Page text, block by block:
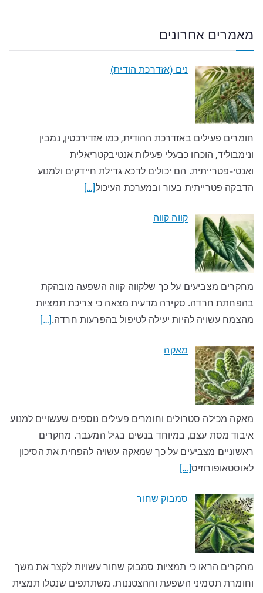
מאמרים אחרונים
נים (אזדרכת הודית)
חומרים פעילים באזדרכת ההודית, כמו אזדירכטין, נמבין
ונימבוליד, הוכחו כבעלי פעילות אנטיבקטריאלית
ואנטי-פטרייתית. הם יכולים לדכא גדילת חיידקים ולמנוע
הדבקה פטרייתית בעור ובמערכת העיכול[…]
קווה קווה
מחקרים מצביעים על כך שלקווה קווה השפעה מובהקת
בהפחתת חרדה. סקירה מדעית מצאה כי צריכת תמציות
מהצמח עשויה להיות יעילה לטיפול בהפרעות חרדה.[…]
מאקה
מאקה מכילה סטרולים וחומרים פעילים נוספים שעשויים למנוע
איבוד מסת עצם, במיוחד בנשים בגיל המעבר. מחקרים
ראשוניים מצביעים על כך שמאקה עשויה להפחית את הסיכון
לאוסטאופורוזיס[…]
סמבוק שחור
מחקרים הראו כי תמציות סמבוק שחור עשויות לקצר את משך
וחומרת תסמיני השפעת וההצטננות. משתתפים שנטלו תמצית